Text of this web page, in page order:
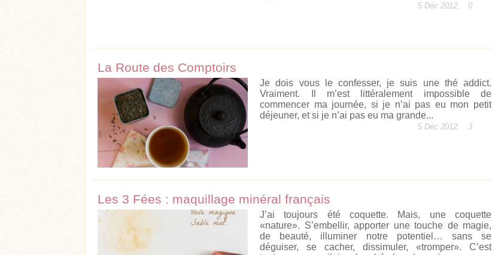
5 Déc 2012, 0
La Route des Comptoirs
Je dois vous le confesser, je suis une thé addict.
Vraiment. Il m’est littéralement impossible de
commencer ma journée, si je n’ai pas eu mon petit
déjeuner, et si je n’ai pas eu ma grande...
5 Déc 2012, 3
Les 3 Fées : maquillage minéral français
J’ai toujours été coquette. Mais, une coquette
«nature». S’embellir, apporter une touche de magie,
de beauté, illuminer notre potentiel… sans se
déguiser, se cacher, dissimuler, «tromper». C’est
Acheter Lire l'article
Acheter Lire l'article